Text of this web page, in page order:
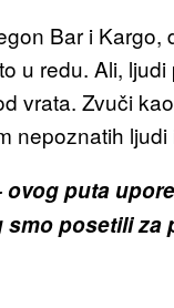
Bar i
u redu. Ali,
vrata. Zvuči
nepoznatih
puta
posetili za